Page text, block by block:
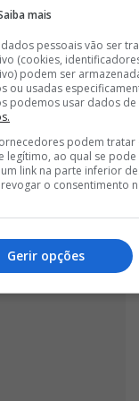
E DEIXA AVISO SÉRIO
BENFICA PARA
E PRETENDE
>
sendo que o
que o atual
a sua
mais
dados pessoais vão ser
(cookies,
podem ser
ou usadas
podemos usar dados
podem tratar
legítimo, ao qual se
link na parte inferior
o consentimento
Gerir opções